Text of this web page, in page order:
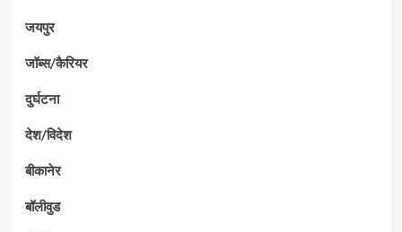
जयपुर
जॉब्स/कैरियर
दुर्घटना
देश/विदेश
बीकानेर
बॉलीवुड